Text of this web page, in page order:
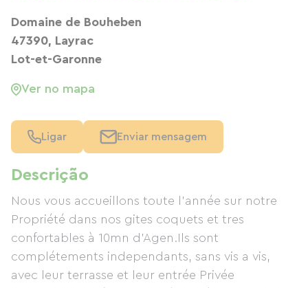
Descrição
Nous vous accueillons toute l'année sur notre
Propriété dans nos gites coquets et tres
confortables à 10mn d'Agen.Ils sont
complétements independants, sans vis a vis,
avec leur terrasse et leur entrée Privée
Domaine de Bouheben
47390, Layrac
Lot-et-Garonne
Ver no mapa
Ligar Enviar mensagem